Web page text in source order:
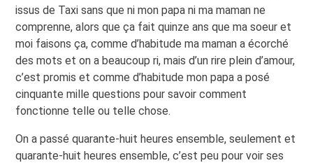
issus de Taxi sans que ni mon papa ni ma maman ne
comprenne, alors que ça fait quinze ans que ma soeur et
moi faisons ça, comme d’habitude ma maman a écorché
des mots et on a beaucoup ri, mais d’un rire plein d’amour,
c’est promis et comme d’habitude mon papa a posé
cinquante mille questions pour savoir comment
fonctionne telle ou telle chose.
On a passé quarante-huit heures ensemble, seulement et
quarante-huit heures ensemble, c’est peu pour voir ses